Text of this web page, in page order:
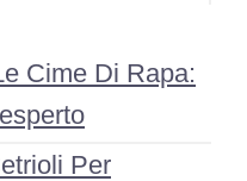
Cime Di Rapa:
Per